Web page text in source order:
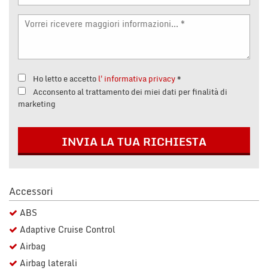
Ho letto e accettol'informativa privacy*
Acconsento al trattamento dei miei dati per finalità di
marketing
INVIA LA TUA RICHIESTA
Accessori
ABS
Adaptive Cruise Control
Airbag
Airbag laterali
cookie
Salva
le